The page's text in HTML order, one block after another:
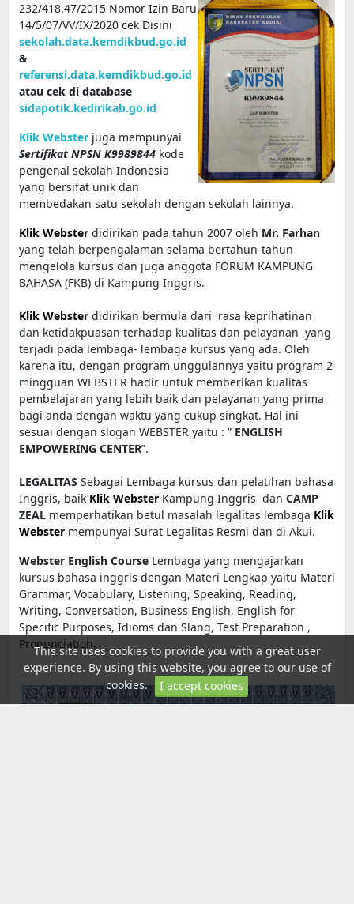
232/418.47/2015 Nomor Izin Baru
14/5/07/VV/IX/2020 cek Disini
sekolah.data.kemdikbud.go.id
&
referensi.data.kemdikbud.go.id
atau cek di database
sidapotik.kedirikab.go.id
Klik Webster juga mempunyai
Sertifikat NPSN K9989844 kode
pengenal sekolah Indonesia
yang bersifat unik dan
membedakan satu sekolah dengan sekolah lainnya.
Klik Webster didirikan pada tahun 2007 oleh Mr. Farhan
yang telah berpengalaman selama bertahun-tahun
mengelola kursus dan juga anggota FORUM KAMPUNG
BAHASA (FKB) di Kampung Inggris.
Klik Webster didirikan bermula dari rasa keprihatinan
dan ketidakpuasan terhadap kualitas dan pelayanan yang
terjadi pada lembaga- lembaga kursus yang ada. Oleh
karena itu, dengan program unggulannya yaitu program 2
mingguan WEBSTER hadir untuk memberikan kualitas
pembelajaran yang lebih baik dan pelayanan yang prima
bagi anda dengan waktu yang cukup singkat. Hal ini
sesuai dengan slogan WEBSTER yaitu : ” ENGLISH
EMPOWERING CENTER”.
LEGALITAS Sebagai Lembaga kursus dan pelatihan bahasa
Inggris, baik Klik Webster Kampung Inggris dan CAMP
ZEAL memperhatikan betul masalah legalitas lembaga Klik
Webster mempunyai Surat Legalitas Resmi dan di Akui.
Webster English Course Lembaga yang mengajarkan
kursus bahasa inggris dengan Materi Lengkap yaitu Materi
Grammar, Vocabulary, Listening, Speaking, Reading,
Writing, Conversation, Business English, English for
Specific Purposes, Idioms dan Slang, Test Preparation ,
Pronunciation.
This site uses cookies to provide you with a great user
experience. By using this website, you agree to our use of
cookies. I accept cookies